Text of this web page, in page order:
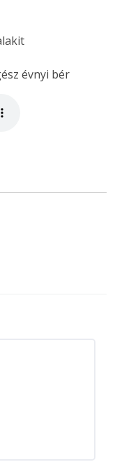
évnyi bér